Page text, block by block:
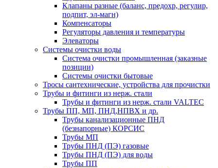
Клапаны разные (баланс, предохр, регулир,
подпит, эл-магн)
Компенсаторы
Регуляторы давления и температуры
Элеваторы
Системы очистки воды
Система очистки промышленная (заказные
позиции)
Системы очистки бытовые
Тросы сантехнические, устройства для прочистки
Трубы и фитинги из нерж. стали
Трубы и фитинги из нерж. стали VALTEC
Трубы ПП, МП, ПНД,НПВХ и др.
Трубы канализационные ПНД
(безнапорные) КОРСИС
Трубы МП
Трубы ПНД (ПЭ) газовые
Трубы ПНД (ПЭ) для воды
Трубы ПП